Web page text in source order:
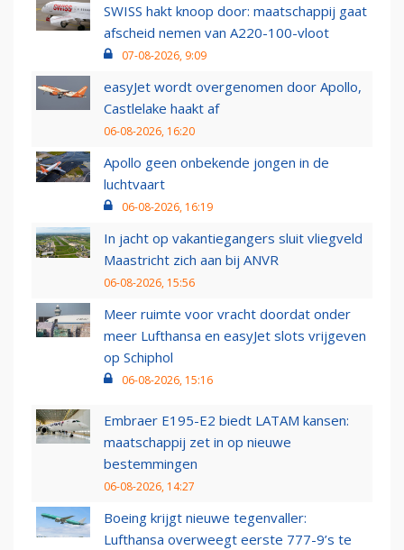
SWISS hakt knoop door: maatschappij gaat
afscheid nemen van A220-100-vloot
07-08-2026, 9:09
easyJet wordt overgenomen door Apollo,
Castlelake haakt af
06-08-2026, 16:20
Apollo geen onbekende jongen in de
luchtvaart
06-08-2026, 16:19
In jacht op vakantiegangers sluit vliegveld
Maastricht zich aan bij ANVR
06-08-2026, 15:56
Meer ruimte voor vracht doordat onder
meer Lufthansa en easyJet slots vrijgeven
op Schiphol
06-08-2026, 15:16
Embraer E195-E2 biedt LATAM kansen:
maatschappij zet in op nieuwe
bestemmingen
06-08-2026, 14:27
Boeing krijgt nieuwe tegenvaller:
Lufthansa overweegt eerste 777-9’s te